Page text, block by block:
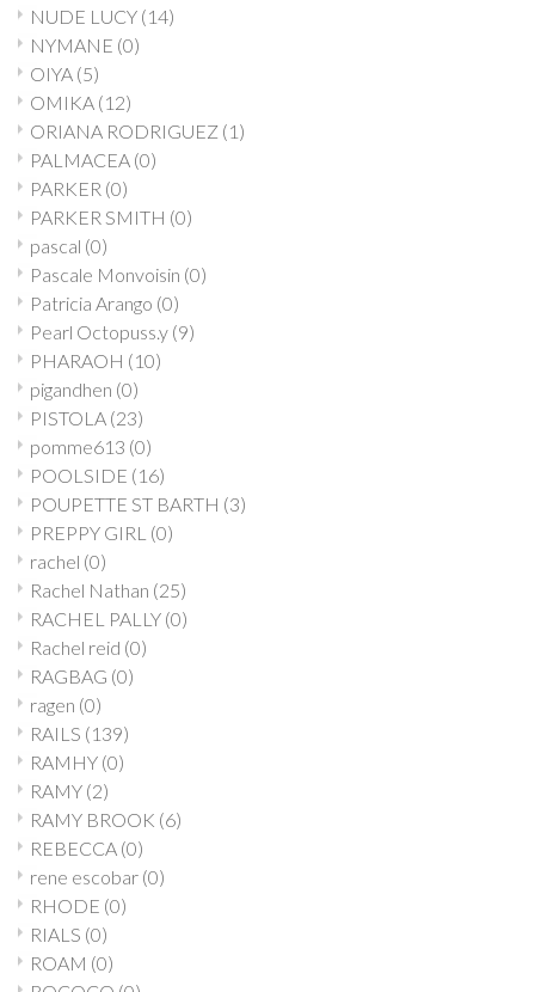
NUDE LUCY (14)
NYMANE (0)
OIYA (5)
OMIKA (12)
ORIANA RODRIGUEZ (1)
PALMACEA (0)
PARKER (0)
PARKER SMITH (0)
pascal (0)
Pascale Monvoisin (0)
Patricia Arango (0)
Pearl Octopuss.y (9)
PHARAOH (10)
pigandhen (0)
PISTOLA (23)
pomme613 (0)
POOLSIDE (16)
POUPETTE ST BARTH (3)
PREPPY GIRL (0)
rachel (0)
Rachel Nathan (25)
RACHEL PALLY (0)
Rachel reid (0)
RAGBAG (0)
ragen (0)
RAILS (139)
RAMHY (0)
RAMY (2)
RAMY BROOK (6)
REBECCA (0)
rene escobar (0)
RHODE (0)
RIALS (0)
ROAM (0)